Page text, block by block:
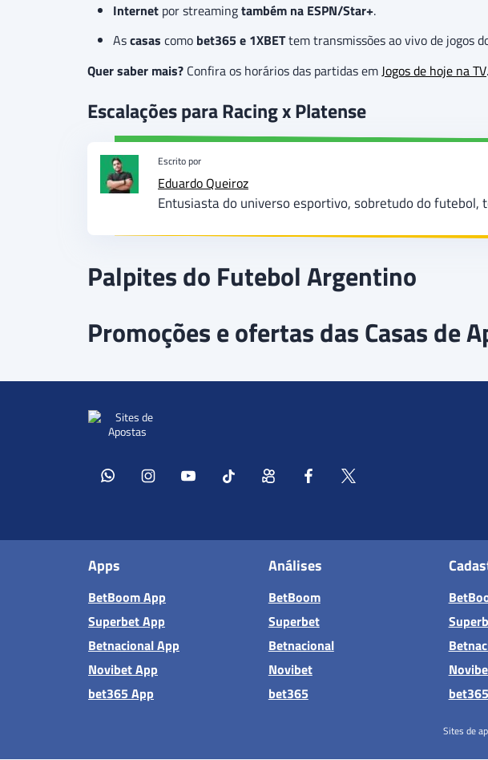
Internet por streamingtambém na ESPN/Star+.
Ascasas como bet365e 1XBETtem transmissões ao vivo de jogos
Quer saber mais? Confira os horários das partidas emJogos de hoje na TV.
Escalações para Racing x Platense
Escrito por
Eduardo Queiroz
Entusiasta do universo esportivo, sobretudo do futebol,
Palpites do Futebol Argentino
Promoções e ofertas das Casas de
Apps
BetBoom App
Superbet App
Betnacional App
Novibet App
bet365 App
Análises
BetBoom
Superbet
Betnacional
Novibet
bet365
Sites de